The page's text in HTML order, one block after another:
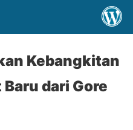
Kebangkitan
dari Gore